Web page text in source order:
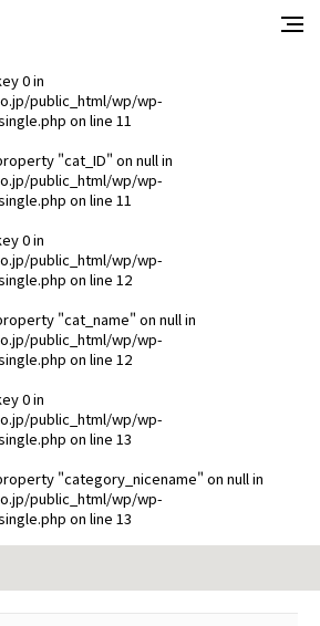
0 in
public_html/wp/wp-
on line 11
"cat_ID" on null in
public_html/wp/wp-
on line 11
0 in
public_html/wp/wp-
on line 12
"cat_name" on null in
public_html/wp/wp-
on line 12
0 in
public_html/wp/wp-
on line 13
"category_nicename" on null in
public_html/wp/wp-
on line 13